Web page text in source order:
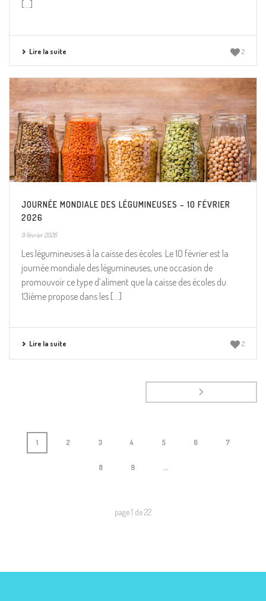
[...]
Lire la suite 2
JOURNÉE MONDIALE DES LÉGUMINEUSES – 10 FÉVRIER
2026
9 février 2026
Les légumineuses à la caisse des écoles. Le 10 février est la
journée mondiale des légumineuses, une occasion de
promouvoir ce type d’aliment que la caisse des écoles du
13ième propose dans les [...]
Lire la suite 2
1 2 3 4 5 6 7
8 9 ...
page1 de22